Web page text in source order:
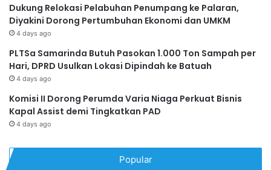
Dukung Relokasi Pelabuhan Penumpang ke Palaran,
Diyakini Dorong Pertumbuhan Ekonomi dan UMKM
4 days ago
PLTSa Samarinda Butuh Pasokan 1.000 Ton Sampah per
Hari, DPRD Usulkan Lokasi Dipindah ke Batuah
4 days ago
Komisi II Dorong Perumda Varia Niaga Perkuat Bisnis
Kapal Assist demi Tingkatkan PAD
4 days ago
Popular